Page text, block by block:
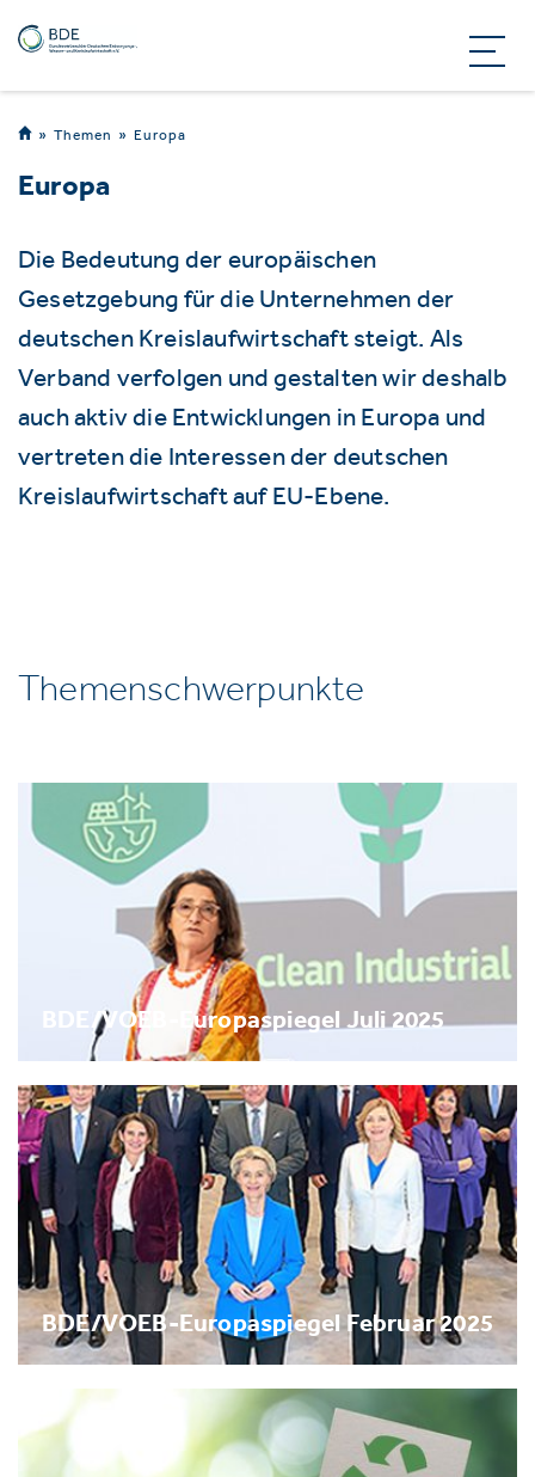
Themen Europa
Europa
Die Bedeutung der europäischen
Gesetzgebung für die Unternehmen der
deutschen Kreislaufwirtschaft steigt. Als
Verband verfolgen und gestalten wir deshalb
auch aktiv die Entwicklungen in Europa und
vertreten die Interessen der deutschen
Kreislaufwirtschaft auf EU-Ebene.
Themenschwerpunkte
BDE/VOEB-Europaspiegel Juli 2025
BDE/VOEB-Europaspiegel Februar 2025